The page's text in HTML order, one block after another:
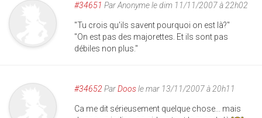
#34651 ParAnonymele dim 11/11/2007 à 22h02
"Tu crois qu'ils savent pourquoi on est là?"
"On est pas des majorettes. Et ils sont pas
débiles non plus."
#34652 ParDoosle mar 13/11/2007 à 20h11
Ca me dit sérieusement quelque chose... mais